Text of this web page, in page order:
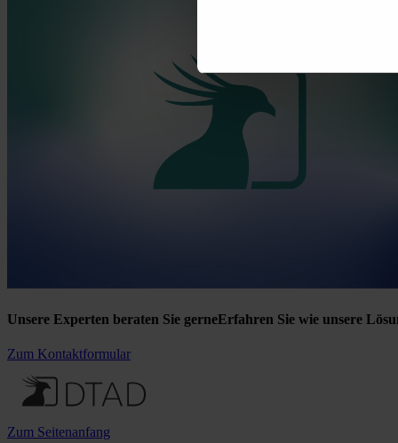
Unsere Experten beraten Sie gerneErfahren Sie wie unsere
Zum Kontaktformular
Zum Seitenanfang